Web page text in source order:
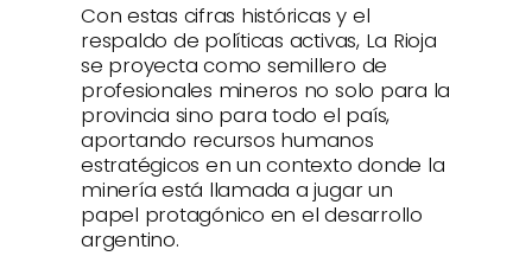
Con estas cifras históricas y el
respaldo de políticas activas, La Rioja
se proyecta como semillero de
profesionales mineros no solo para la
provincia sino para todo el país,
aportando recursos humanos
estratégicos en un contexto donde la
minería está llamada a jugar un
papel protagónico en el desarrollo
argentino.